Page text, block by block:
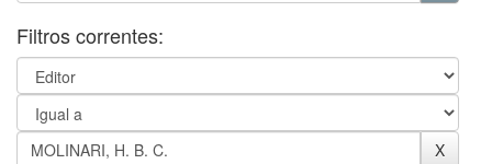
Filtros correntes: